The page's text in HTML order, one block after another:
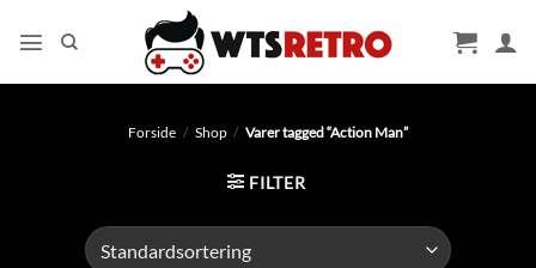
Forside / Shop / Varer tagged “Action Man”
FILTER